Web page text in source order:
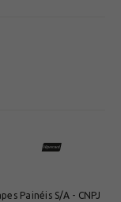
Painéis S/A - CNPJ